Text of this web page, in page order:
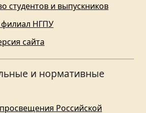
студентов и выпускников
НГПУ
сайта
и нормативные
Российской